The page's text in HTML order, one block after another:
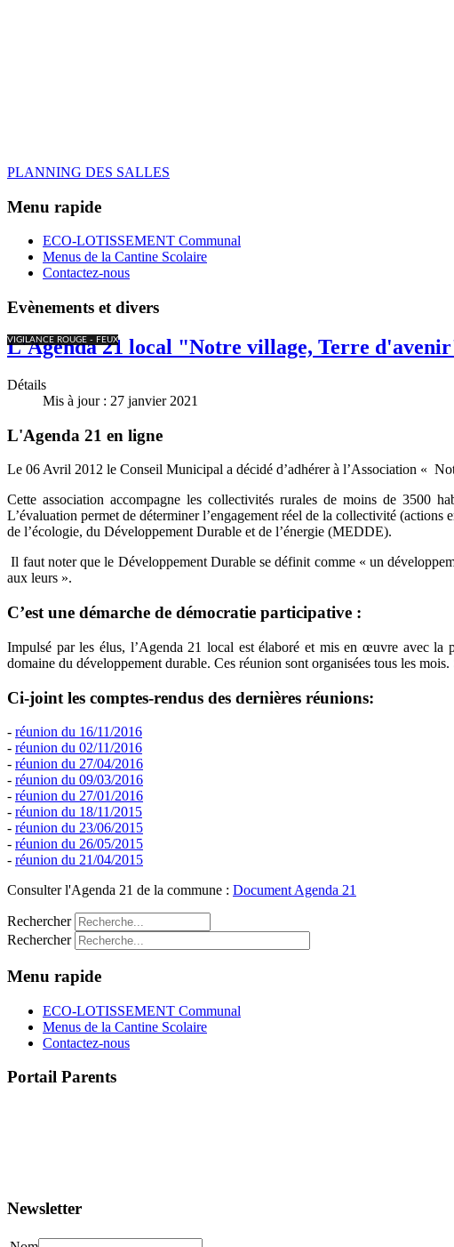
PLANNING DES SALLES
Menu rapide
ECO-LOTISSEMENT Communal
Menus de la Cantine Scolaire
Contactez-nous
Evènements et divers
VIGILANCE ROUGE - FEUX
L'Agenda 21 local "Notre village, Terre
Détails
Mis à jour : 27 janvier 2021
L'Agenda 21 en ligne
Le 06 Avril 2012 le Conseil Municipal a décidé d’adhérer à l’Association «
Cette association accompagne les collectivités rurales de moins de 3500
L’évaluation permet de déterminer l’engagement réel de la collectivité
de l’écologie, du Développement Durable et de l’énergie (MEDDE).
Il faut noter que le Développement Durable se définit comme « un
aux leurs ».
C’est une démarche de démocratie participative :
Impulsé par les élus, l’Agenda 21 local est élaboré et mis en œuvre avec la
domaine du développement durable. Ces réunion sont organisées tous les
Ci-joint les comptes-rendus des dernières réunions:
- réunion du 16/11/2016
- réunion du 02/11/2016
- réunion du 27/04/2016
- réunion du 09/03/2016
- réunion du 27/01/2016
- réunion du 18/11/2015
- réunion du 23/06/2015
- réunion du 26/05/2015
- réunion du 21/04/2015
Consulter l'Agenda 21 de la commune : Document Agenda 21
Rechercher
Rechercher
Menu rapide
ECO-LOTISSEMENT Communal
Menus de la Cantine Scolaire
Contactez-nous
Portail Parents
Newsletter